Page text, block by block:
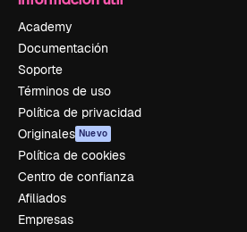
Academy
Documentación
Soporte
Términos de uso
Política de privacidad
Originales Nuevo
Política de cookies
Centro de confianza
Afiliados
Empresas